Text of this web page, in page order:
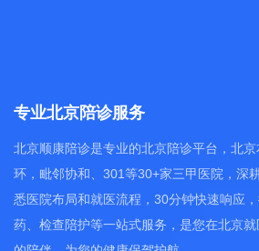
专业北京陪诊服务
北京顺康陪诊是专业的北京陪诊平台，北
环，毗邻协和、301等30+家三甲医院，深
悉医院布局和就医流程，30分钟快速响应
药、检查陪护等一站式服务，是您在北京